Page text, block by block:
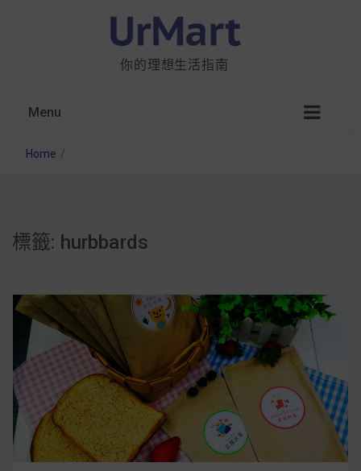
你的理想生活指南
Menu
星巴克都用 OATLY 泡咖啡？市售燕麥奶大剖
無麩質食物清單一覽：燕麥、麵包還有餅乾，
早餐這樣料理最適合！
早上沒時間做早餐？10 款隔夜更美味的燕麥粥
簡單料理
Home /
標籤: hurbbards